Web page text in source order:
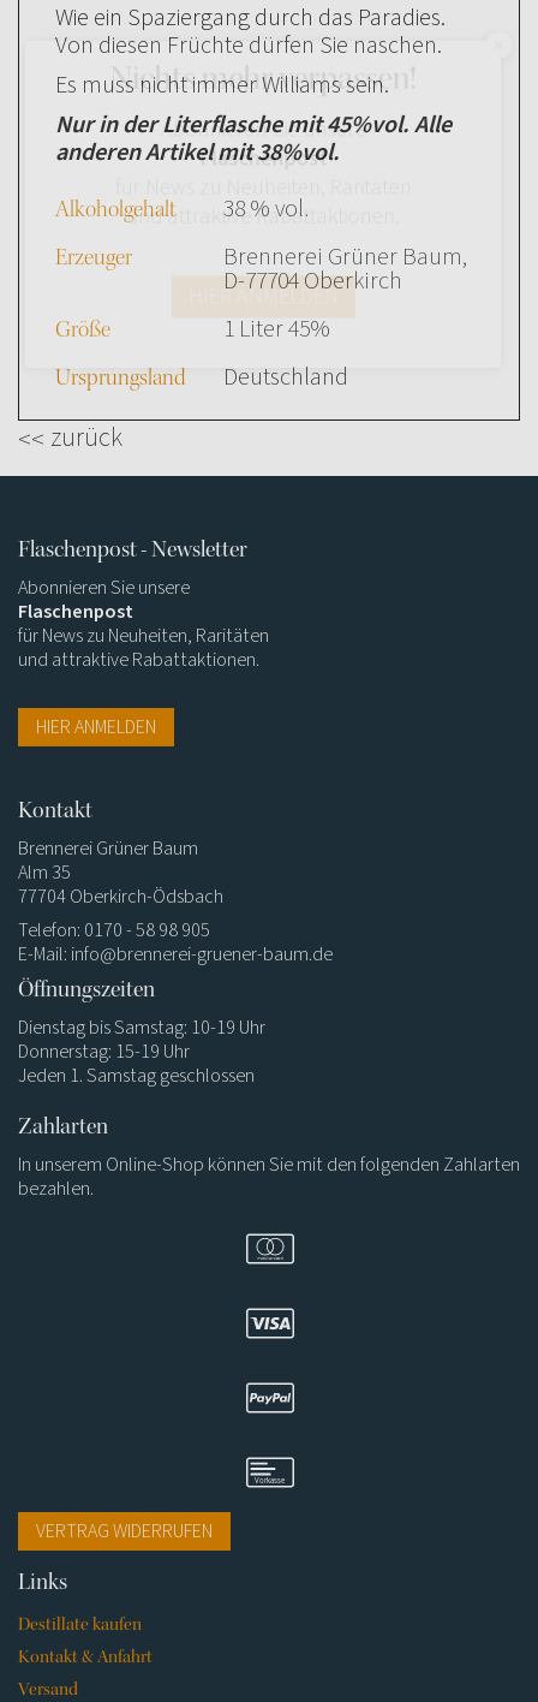
Wie ein Spaziergang durch das Paradies.
Von diesen Früchte dürfen Sie naschen.
Es muss nicht immer Williams sein.
Nur in der Literflasche mit 45%vol. Alle
anderen Artikel mit 38%vol.
Alkoholgehalt 38 % vol.
Erzeuger Brennerei Grüner Baum,
D-77704 Oberkirch
Größe 1 Liter 45%
Ursprungsland Deutschland
zurück
Flaschenpost - Newsletter
Abonnieren Sie unsere
Flaschenpost
für News zu Neuheiten, Raritäten
und attraktive Rabattaktionen.
HIER ANMELDEN
Kontakt
Brennerei Grüner Baum
Alm 35
77704 Oberkirch-Ödsbach
Telefon: 0170 - 58 98 905
E-Mail: info@brennerei-gruener-baum.de
Öffnungszeiten
Dienstag bis Samstag: 10-19 Uhr
Donnerstag: 15-19 Uhr
Jeden 1. Samstag geschlossen
Zahlarten
In unserem Online-Shop können Sie mit den folgenden Zahlarten
bezahlen.
VERTRAG WIDERRUFEN
Links
Navigation
Destillate kaufen
Kontakt & Anfahrt
Versand
Nichts mehr verpassen!
Abonnieren Sie unsere
Flaschenpost
und attraktive Rabattaktionen.